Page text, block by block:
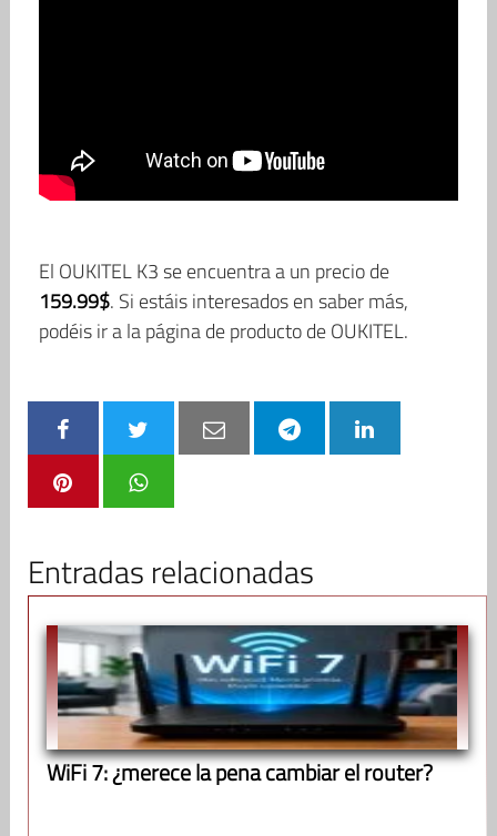
El OUKITEL K3 se encuentra a un precio de
159.99$. Si estáis interesados en saber más,
podéis ir a la página de producto de OUKITEL.
Entradas relacionadas
WiFi 7: ¿merece la pena cambiar el router?